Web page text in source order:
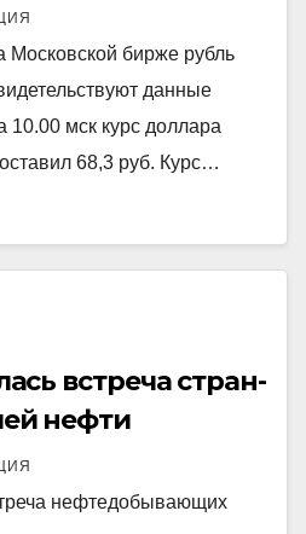
Московской бирже рубль
данные
10.00 мск курс доллара
68,3 руб. Курс…
встреча стран-
нефти
нефтедобывающих